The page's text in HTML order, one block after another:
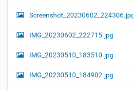
IMG_20230602_222715.jpg
IMG_20230510_183510.jpg
IMG_20230510_184902.jpg